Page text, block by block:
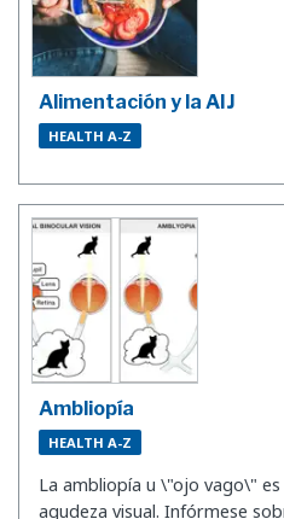
Alimentación y la AIJ
HEALTH A-Z
Ambliopía
HEALTH A-Z
La ambliopía u \"ojo vago\"
agudeza visual. Infórmese